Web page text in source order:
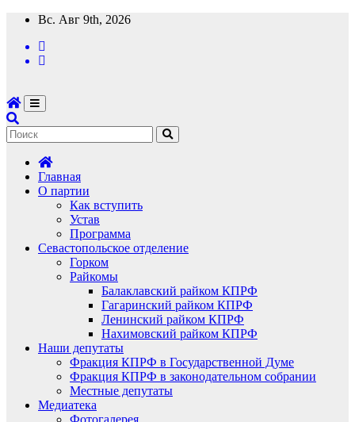
Перейти
содержимому
Вс. Авг 9th, 2026
Главная
О партии
Как вступить
Устав
Программа
Севастопольское отделение
Горком
Райкомы
Балаклавский райком КПРФ
Гагаринский райком КПРФ
Ленинский райком КПРФ
Нахимовский райком КПРФ
Наши депутаты
Фракция КПРФ в Государственной Думе
Фракция КПРФ в законодательном собрании
Местные депутаты
Медиатека
Фотогалерея